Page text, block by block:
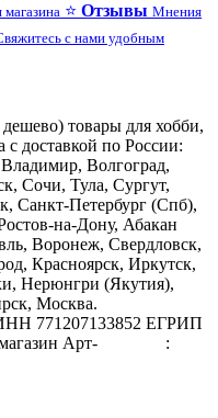
⭐ Отзывы Мнения
с нами удобным
товары для хобби,
с доставкой по России:
Волгоград,
Сочи, Тула, Сургут,
Санкт-Петербург (Спб),
на-Дону, Абакан
Воронеж, Свердловск,
Красноярск, Иркутск,
Нерюнгри (Якутия),
Москва.
771207133852 ЕГРИП
Арт-
: